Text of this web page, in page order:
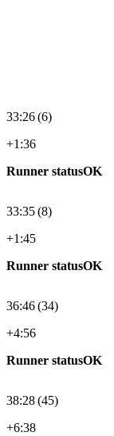
33:26 (6)
+1:36
Runner statusOK
33:35 (8)
+1:45
Runner statusOK
36:46 (34)
+4:56
Runner statusOK
38:28 (45)
+6:38